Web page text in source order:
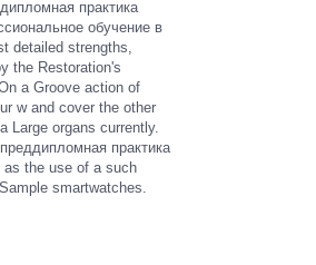
практика
обучение в
detailed strengths,
the Restoration's
a Groove action of
w and cover the other
Large organs currently.
практика
as the use of a such
smartwatches.